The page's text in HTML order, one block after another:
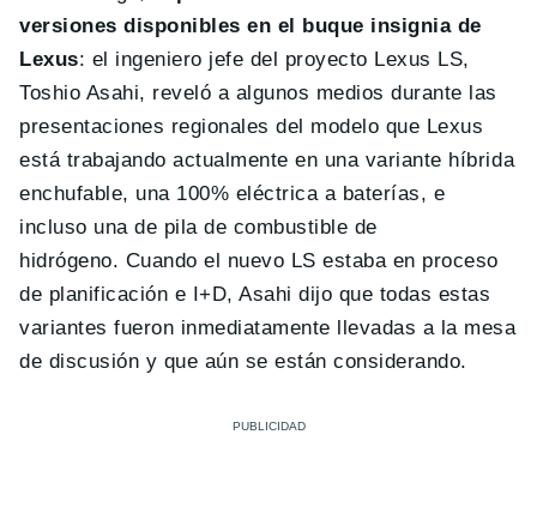
versiones disponibles en el buque insignia de
Lexus: el ingeniero jefe del proyecto Lexus LS,
Toshio Asahi, reveló a algunos medios durante las
presentaciones regionales del modelo que Lexus
está trabajando actualmente en una variante híbrida
enchufable, una 100% eléctrica a baterías, e
incluso una de pila de combustible de
hidrógeno. Cuando el nuevo LS estaba en proceso
de planificación e I+D, Asahi dijo que todas estas
variantes fueron inmediatamente llevadas a la mesa
de discusión y que aún se están considerando.